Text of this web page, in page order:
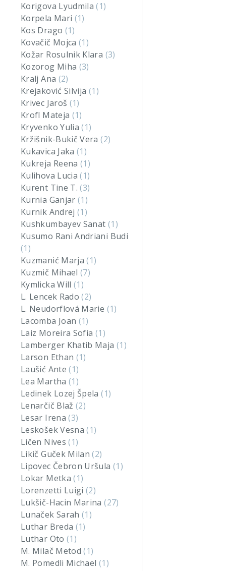
Korigova Lyudmila(1)
Korpela Mari (1)
Kos Drago (1)
Kovačič Mojca(1)
Kožar Rosulnik Klara (3)
Kozorog Miha (3)
Kralj Ana (2)
Krejaković Silvija (1)
Krivec Jaroš (1)
Krofl Mateja (1)
Kryvenko Yulia(1)
Kržišnik-Bukič Vera(2)
Kukavica Jaka(1)
Kukreja Reena(1)
Kulihova Lucia(1)
Kurent Tine T.(3)
Kurnia Ganjar(1)
Kurnik Andrej(1)
Kushkumbayev Sanat (1)
Kusumo Rani Andriani Budi
(1)
Kuzmanić Marja(1)
Kuzmič Mihael(7)
Kymlicka Will(1)
L. Lencek Rado(2)
L. Neudorflová Marie (1)
Lacomba Joan (1)
Laiz Moreira Sofia (1)
Lamberger Khatib Maja (1)
Larson Ethan (1)
Laušić Ante(1)
Lea Martha (1)
Ledinek Lozej Špela(1)
Lenarčič Blaž(2)
Lesar Irena(3)
Leskošek Vesna(1)
Ličen Nives(1)
Likič Guček Milan(2)
Lipovec Čebron Uršula (1)
Lokar Metka(1)
Lorenzetti Luigi(2)
Lukšič-Hacin Marina(27)
Lunaček Sarah(1)
Luthar Breda (1)
Luthar Oto (1)
M. Milač Metod(1)
M. Pomedli Michael (1)